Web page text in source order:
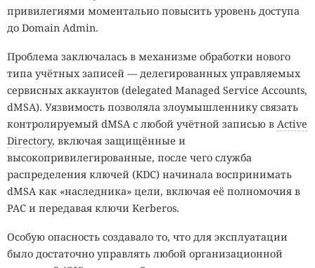
привилегиями моментально повысить уровень доступа
до Domain Admin.
Проблема заключалась в механизме обработки нового
типа учётных записей — делегированных управляемых
сервисных аккаунтов (delegated Managed Service Accounts,
dMSA). Уязвимость позволяла злоумышленнику связать
контролируемый dMSA с любой учётной записью в Active
Directory, включая защищённые и
высокопривилегированные, после чего служба
распределения ключей (KDC) начинала воспринимать
dMSA как «наследника» цели, включая её полномочия в
PAC и передавая ключи Kerberos.
Особую опасность создавало то, что для эксплуатации
было достаточно управлять любой организационной